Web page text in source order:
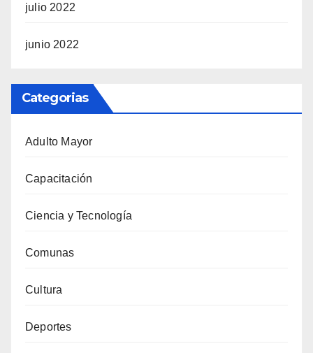
julio 2022
junio 2022
Categorias
Adulto Mayor
Capacitación
Ciencia y Tecnología
Comunas
Cultura
Deportes